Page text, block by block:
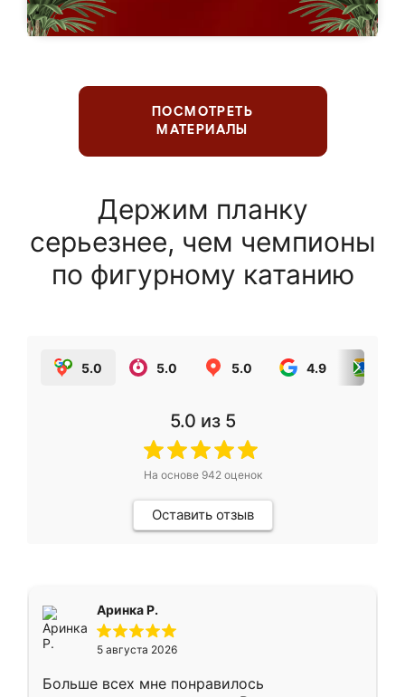
ПОСМОТРЕТЬ
МАТЕРИАЛЫ
Держим планку
серьезнее, чем чемпионы
по фигурному катанию
5.0 5.0 5.0 4.9
5.0 из 5
На основе 942оценок
Оставить отзыв
Аринка Р.
5 августа 2026
Больше всех мне понравилось